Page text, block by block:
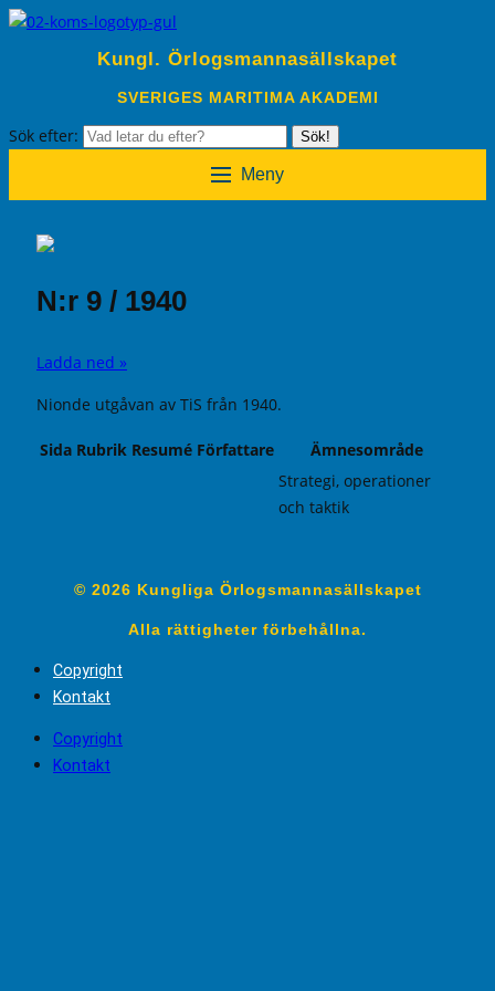
Kungl. Örlogsmannasällskapet
SVERIGES MARITIMA AKADEMI
Sök efter: Sök!
Meny
N:r 9 / 1940
Ladda ned »
Nionde utgåvan av TiS från 1940.
Sida Rubrik Resumé Författare
Ämnesområde
Strategi, operationer
och taktik
© 2026 Kungliga Örlogsmannasällskapet
Alla rättigheter förbehållna.
Copyright
Kontakt
Copyright
Kontakt